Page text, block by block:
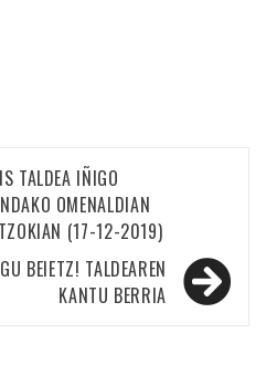
TALDEA IÑIGO
OMENALDIAN
(17-12-2019)
BEIETZ! TALDEAREN
KANTU BERRIA